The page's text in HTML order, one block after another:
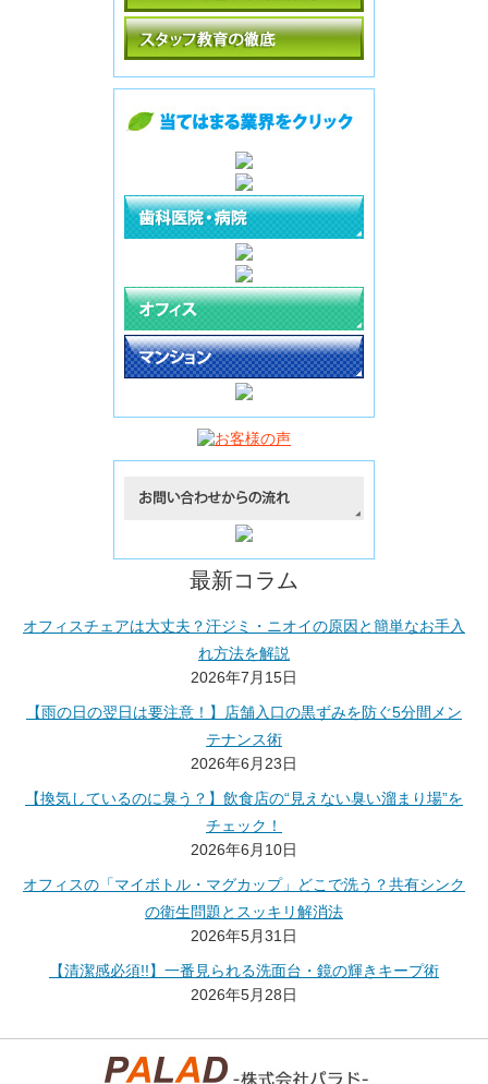
最新コラム
オフィスチェアは大丈夫？汗ジミ・ニオイの原因と簡単なお手入
れ方法を解説
2026年7月15日
【雨の日の翌日は要注意！】店舗入口の黒ずみを防ぐ5分間メン
テナンス術
2026年6月23日
【換気しているのに臭う？】飲食店の“見えない臭い溜まり場”を
チェック！
2026年6月10日
オフィスの「マイボトル・マグカップ」どこで洗う？共有シンク
の衛生問題とスッキリ解消法
2026年5月31日
【清潔感必須!!】一番見られる洗面台・鏡の輝きキープ術
2026年5月28日